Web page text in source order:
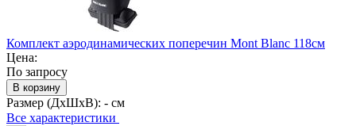
Комплект аэродинамических поперечин Mont Blanc 118см
Цена:
По запросу
В корзину
Размер (ДхШхВ): - см
Все характеристики